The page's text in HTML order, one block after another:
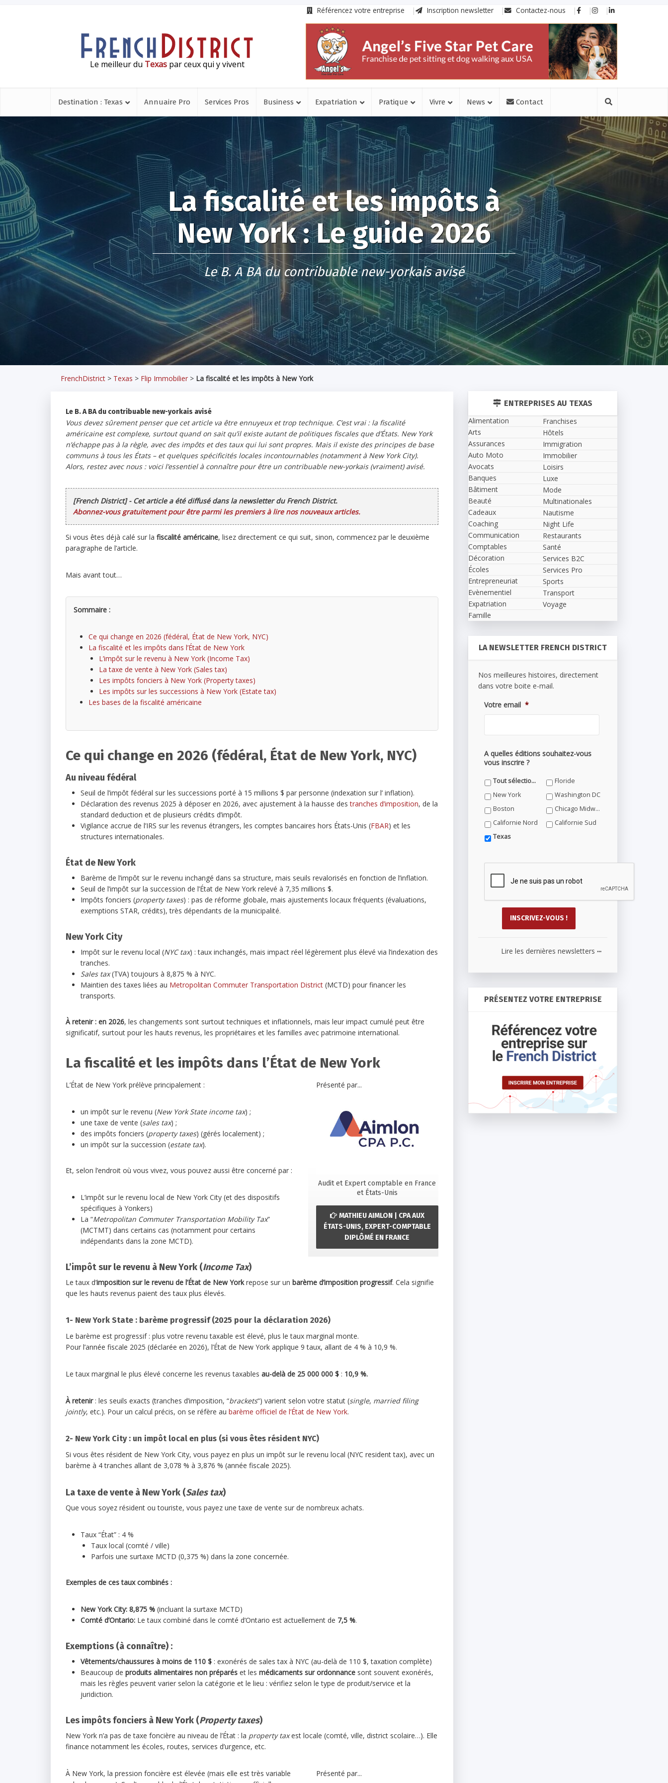
Référencez votre entreprise Inscription newsletter Contactez-nous
Le meilleur du Texaspar ceux qui y vivent
Destination : Texas Annuaire Pro Services Pros Business Expatriation Pratique Vivre News Contact
La fiscalité et les impôts à
New York : Le guide 2026
Le B. A BA du contribuable new-yorkais avisé
FrenchDistrict > Texas > Flip Immobilier > La fiscalité et les impôts à New York
Le B. A BA du contribuable new-yorkais avisé
Vous devez sûrement penser que cet article va être ennuyeux et trop technique. C’est vrai : la fiscalité
américaine est complexe, surtout quand on sait qu’il existe autant de politiques fiscales que d’États. New York
n’échappe pas à la règle, avec des impôts et des taux qui lui sont propres. Mais il existe des principes de base
communs à tous les États – et quelques spécificités locales incontournables (notamment à New York City).
Alors, restez avec nous : voici l’essentiel à connaître pour être un contribuable new-yorkais (vraiment) avisé.
[French District] - Cet article a été diffusé dans la newsletter du French District.
Abonnez-vous gratuitement pour être parmi les premiers à lire nos nouveaux articles.
Si vous êtes déjà calé sur la fiscalité américaine, lisez directement ce qui suit, sinon, commencez par le deuxième
paragraphe de l’article.
Mais avant tout…
Sommaire :
Ce qui change en 2026 (fédéral, État de New York, NYC)
La fiscalité et les impôts dans l’État de New York
L’impôt sur le revenu à New York (Income Tax)
La taxe de vente à New York (Sales tax)
Les impôts fonciers à New York (Property taxes)
Les impôts sur les successions à New York (Estate tax)
Les bases de la fiscalité américaine
Ce qui change en 2026 (fédéral, État de New York, NYC)
Au niveau fédéral
Seuil de l’impôt fédéral sur les successions porté à 15 millions $ par personne (indexation sur l’ inflation).
Déclaration des revenus 2025 à déposer en 2026, avec ajustement à la hausse destranches d’imposition, de la
standard deduction et de plusieurs crédits d’impôt.
Vigilance accrue de l’IRS sur les revenus étrangers, les comptes bancaires hors États-Unis (FBAR) et les
structures internationales.
État de New York
Barème de l’impôt sur le revenu inchangé dans sa structure, mais seuils revalorisés en fonction de l’inflation.
Seuil de l’impôt sur la succession de l’État de New York relevé à 7,35 millions $.
Impôts fonciers (property taxes) : pas de réforme globale, mais ajustements locaux fréquents (évaluations,
exemptions STAR, crédits), très dépendants de la municipalité.
New York City
Impôt sur le revenu local (NYC tax) : taux inchangés, mais impact réel légèrement plus élevé via l’indexation des
tranches.
Sales tax(TVA) toujours à 8,875 % à NYC.
Maintien des taxes liées au Metropolitan Commuter Transportation District (MCTD) pour financer les
transports.
À retenir : en 2026, les changements sont surtout techniques et inflationnels, mais leur impact cumulé peut être
significatif, surtout pour les hauts revenus, les propriétaires et les familles avec patrimoine international.
La fiscalité et les impôts dans l’État de New York
Présenté par...
Audit et Expert comptable en France
et États-Unis
MATHIEU AIMLON | CPA AUX
ÉTATS-UNIS, EXPERT-COMPTABLE
DIPLÔMÉ EN FRANCE
L’État de New York prélève principalement :
un impôt sur le revenu (New York State income tax) ;
une taxe de vente (sales tax) ;
des impôts fonciers (property taxes) (gérés localement) ;
un impôt sur la succession (estate tax).
Et, selon l’endroit où vous vivez, vous pouvez aussi être concerné par :
L’impôt sur le revenu local de New York City (et des dispositifs
spécifiques à Yonkers)
La “Metropolitan Commuter Transportation Mobility Tax”
(MCTMT) dans certains cas (notamment pour certains
indépendants dans la zone MCTD).
L’impôt sur le revenu à New York (Income Tax)
Le taux d’imposition sur le revenu de l’État de New Yorkrepose sur un barème d’imposition progressif. Cela signifie
que les hauts revenus paient des taux plus élevés.
1- New York State : barème progressif (2025 pour la déclaration 2026)
Le barème est progressif : plus votre revenu taxable est élevé, plus le taux marginal monte.
Pour l’année fiscale 2025 (déclarée en 2026), l’État de New York applique 9 taux, allant de 4 % à 10,9 %.
Le taux marginal le plus élevé concerne les revenus taxables au-delà de 25 000 000 $ : 10,9 %.
À retenir: les seuils exacts (tranches d’imposition, “brackets“) varient selon votre statut (single, married filing
jointly, etc.). Pour un calcul précis, on se réfère au barème officiel de l’État de New York.
2- New York City : un impôt local en plus (si vous êtes résident NYC)
Si vous êtes résident de New York City, vous payez en plus un impôt sur le revenu local (NYC resident tax), avec un
barème à 4 tranches allant de 3,078 % à 3,876 % (année fiscale 2025).
La taxe de vente à New York (Sales tax)
Que vous soyez résident ou touriste, vous payez une taxe de vente sur de nombreux achats.
Taux “État” : 4 %
Taux local (comté / ville)
Parfois une surtaxe MCTD (0,375 %) dans la zone concernée.
Exemples de ces taux combinés :
New York City: 8,875 % (incluant la surtaxe MCTD)
Comté d’Ontario: Le taux combiné dans le comté d’Ontario est actuellement de 7,5 %.
Exemptions (à connaître) :
Vêtements/chaussures à moins de 110 $ : exonérés de sales tax à NYC (au-delà de 110 $, taxation complète)
Beaucoup de produits alimentaires non préparés et les médicaments sur ordonnance sont souvent exonérés,
mais les règles peuvent varier selon la catégorie et le lieu : vérifiez selon le type de produit/service et la
juridiction.
Les impôts fonciers à New York (Property taxes)
New York n’a pas de taxe foncière au niveau de l’État : la property taxest locale (comté, ville, district scolaire…). Elle
finance notamment les écoles, routes, services d’urgence, etc.
Présenté par...
À New York, la pression foncière est élevée (mais elle est très variable
ENTREPRISES AU TEXAS
Alimentation
Arts
Assurances
Auto Moto
Avocats
Banques
Bâtiment
Beauté
Cadeaux
Coaching
Communication
Comptables
Décoration
Écoles
Entrepreneuriat
Evènementiel
Expatriation
Famille
Franchises
Hôtels
Immigration
Immobilier
Loisirs
Luxe
Mode
Multinationales
Nautisme
Night Life
Restaurants
Santé
Services B2C
Services Pro
Sports
Transport
Voyage
LA NEWSLETTER FRENCH DISTRICT
Nos meilleures histoires, directement
dans votre boite e-mail.
Votre email *
A quelles éditions souhaitez-vous
vous inscrire ?
Tout sélectionner
Floride
New York
Washington DC
Boston
Chicago Midwest
Californie Nord
Californie Sud
Texas
Lire les dernières newsletters ...
PRÉSENTEZ VOTRE ENTREPRISE